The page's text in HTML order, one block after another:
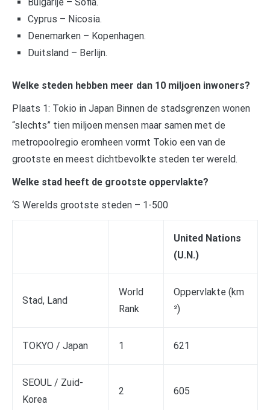
Cyprus – Nicosia.
Denemarken – Kopenhagen.
Duitsland – Berlijn.
Welke steden hebben meer dan 10 miljoen inwoners?
Plaats 1: Tokio in Japan Binnen de stadsgrenzen wonen
“slechts” tien miljoen mensen maar samen met de
metropoolregio eromheen vormt Tokio een van de
grootste en meest dichtbevolkte steden ter wereld.
Welke stad heeft de grootste oppervlakte?
‘S Werelds grootste steden – 1-500
United Nations
(U.N.)
Stad, Land
World
Rank
Oppervlakte (km
²)
TOKYO / Japan 1 621
SEOUL / Zuid-
Korea
2 605